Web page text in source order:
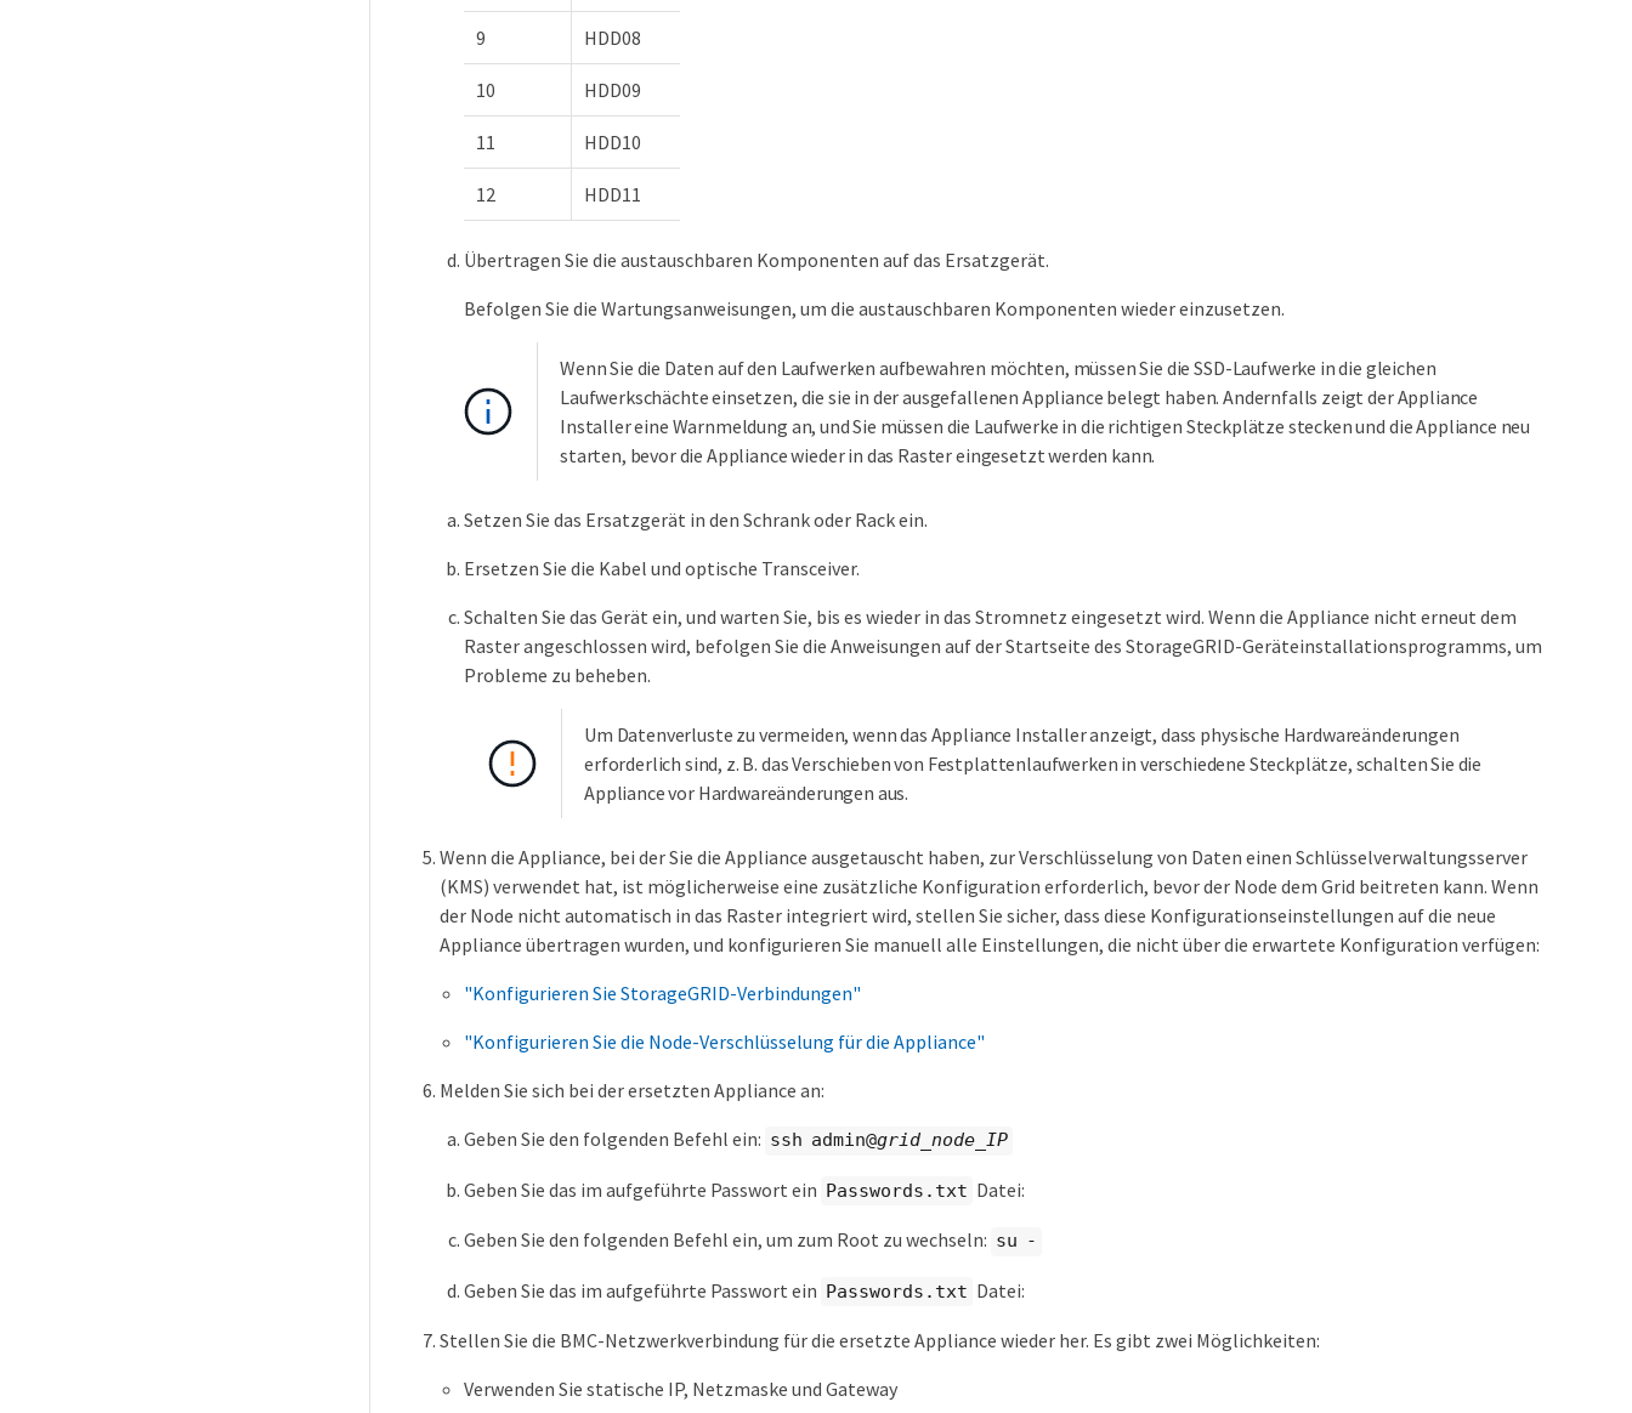
9 HDD08
10 HDD09
11 HDD10
12 HDD11
Übertragen Sie die austauschbaren Komponenten auf das Ersatzgerät.
Befolgen Sie die Wartungsanweisungen, um die austauschbaren Komponenten wieder einzusetzen.
Wenn Sie die Daten auf den Laufwerken aufbewahren möchten, müssen Sie die SSD-Laufwerke in die gleichen
Laufwerkschächte einsetzen, die sie in der ausgefallenen Appliance belegt haben. Andernfalls zeigt der Appliance
Installer eine Warnmeldung an, und Sie müssen die Laufwerke in die richtigen Steckplätze stecken und die Appliance neu
starten, bevor die Appliance wieder in das Raster eingesetzt werden kann.
Setzen Sie das Ersatzgerät in den Schrank oder Rack ein.
Ersetzen Sie die Kabel und optische Transceiver.
Schalten Sie das Gerät ein, und warten Sie, bis es wieder in das Stromnetz eingesetzt wird. Wenn die Appliance nicht erneut dem
Raster angeschlossen wird, befolgen Sie die Anweisungen auf der Startseite des StorageGRID-Geräteinstallationsprogramms, um
Probleme zu beheben.
Um Datenverluste zu vermeiden, wenn das Appliance Installer anzeigt, dass physische Hardwareänderungen
erforderlich sind, z. B. das Verschieben von Festplattenlaufwerken in verschiedene Steckplätze, schalten Sie die
Appliance vor Hardwareänderungen aus.
Wenn die Appliance, bei der Sie die Appliance ausgetauscht haben, zur Verschlüsselung von Daten einen Schlüsselverwaltungsserver
(KMS) verwendet hat, ist möglicherweise eine zusätzliche Konfiguration erforderlich, bevor der Node dem Grid beitreten kann. Wenn
der Node nicht automatisch in das Raster integriert wird, stellen Sie sicher, dass diese Konfigurationseinstellungen auf die neue
Appliance übertragen wurden, und konfigurieren Sie manuell alle Einstellungen, die nicht über die erwartete Konfiguration verfügen:
"Konfigurieren Sie StorageGRID-Verbindungen"
"Konfigurieren Sie die Node-Verschlüsselung für die Appliance"
Melden Sie sich bei der ersetzten Appliance an:
Geben Sie den folgenden Befehl ein: ssh admin@grid_node_IP
Geben Sie das im aufgeführte Passwort ein Passwords.txt Datei:
Geben Sie den folgenden Befehl ein, um zum Root zu wechseln: su -
Geben Sie das im aufgeführte Passwort ein Passwords.txt Datei:
Stellen Sie die BMC-Netzwerkverbindung für die ersetzte Appliance wieder her. Es gibt zwei Möglichkeiten:
Verwenden Sie statische IP, Netzmaske und Gateway